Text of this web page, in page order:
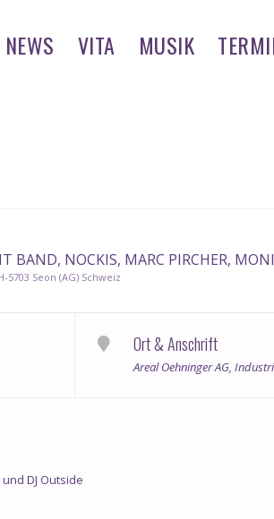
NEWS VITA MUSIK
BAND, NOCKIS, MARC PIRCHER,
Seon (AG) Schweiz
Ort & Anschrift
Areal Oehninger AG,
DJ Outside